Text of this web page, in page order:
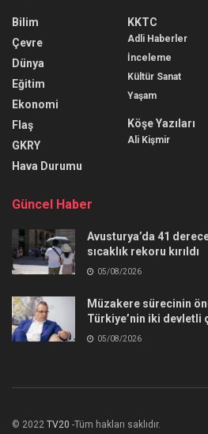
Bilim
Çevre
Dünya
Eğitim
Ekonomi
Flaş
GKRY
Hava Durumu
KKTC
Adli Haberler
İnceleme
Kültür Sanat
Yaşam
Köşe Yazıları
Ali Kişmir
Güncel Haber
Avusturya’da 41
sıcaklık rekoru kırıldı
05/08/2026
Müzakere sürecinin
Türkiye’nin iki devletli
05/08/2026
© 2022 TV20 -Tüm hakları saklıdır.